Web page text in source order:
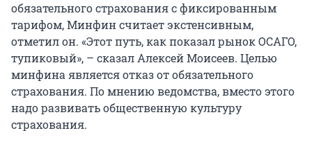
обязательного страхования с фиксированным
тарифом, Минфин считает экстенсивным,
отметил он. «Этот путь, как показал рынок ОСАГО,
тупиковый», – сказал Алексей Моисеев. Целью
минфина является отказ от обязательного
страхования. По мнению ведомства, вместо этого
надо развивать общественную культуру
страхования.